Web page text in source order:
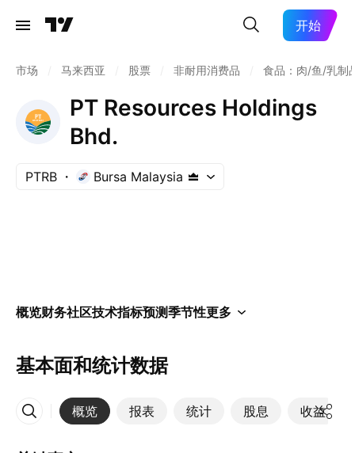
开始
市场 马来西亚 股票 非耐用消费品 食品：肉/鱼/乳制
PT Resources Holdings
Bhd.
PTRB Bursa Malaysia
概览财务社区技术指标预测季节性更多
基本面和统计数据
概览 报表 统计 股息 收益
更多